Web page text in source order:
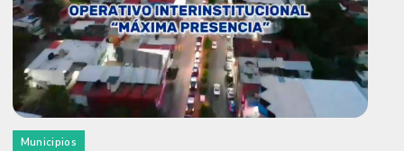
Municipios